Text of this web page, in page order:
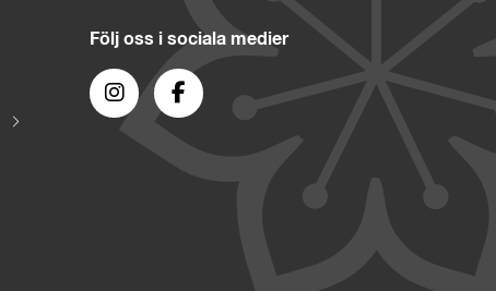
Följ oss i sociala medier